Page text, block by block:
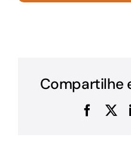
Compartilhe
X